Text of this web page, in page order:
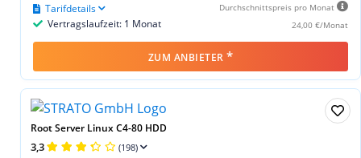
Durchschnittspreis pro Monat
24,00 €/Monat
Vertragslaufzeit: 1 Monat
Tarifdetails
ZUM ANBIETER *
Root Server Linux C4-80 HDD
3,3 (198)